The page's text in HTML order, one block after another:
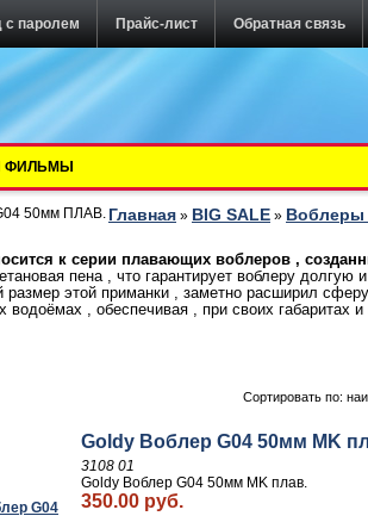
с паролем Прайс-лист Обратная связь
ФИЛЬМЫ
Главная » BIG SALE » Воблеры
к серии плавающих воблеров ,
пена , что гарантирует воблеру
этой приманки , заметно расширил
водоёмах , обеспечивая , при своих габаритах
Сортировать по:
Goldy Воблер G04 50мм MK
3108 01
Goldy Воблер G04 50мм MK плав.
350.00 руб.